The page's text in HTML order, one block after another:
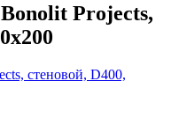
Projects,